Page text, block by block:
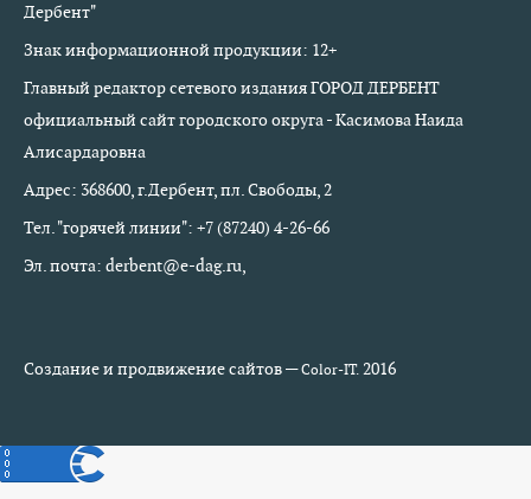
Дербент"
Знак информационной продукции: 12+
Главный редактор сетевого издания ГОРОД ДЕРБЕНТ
официальный сайт городского округа - Касимова Наида
Алисардаровна
Адрес: 368600, г.Дербент, пл. Свободы, 2
Тел. "горячей линии": +7 (87240) 4-26-66
Эл. почта: derbent@e-dag.ru,
Создание и продвижение сайтов —Color-IT.2016